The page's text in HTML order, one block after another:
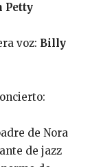
Petty
voz: Billy
de Nora
de jazz